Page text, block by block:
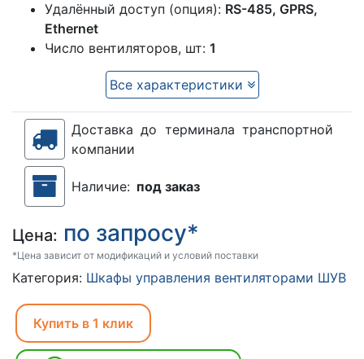
Удалённый доступ (опция): RS-485, GPRS,
Ethernet
Число вентиляторов, шт: 1
Все характеристики
Доставка до терминала транспортной
компании
Наличие: под заказ
Цена: по запросу*
*Цена зависит от модификаций и условий поставки
Категория: Шкафы управления вентиляторами ШУВ
Купить в 1 клик